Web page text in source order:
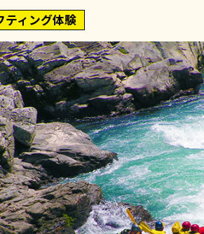
ティング体験